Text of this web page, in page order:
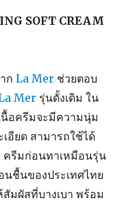
SOFT CREAM
ากLa Mer ช่วยตอบ
Mer รุ่นดั้งเดิม ใน
อครีมจะมีความนุ่ม
อียด สามารถใช้ได้
ครีมก่อนทาเหมือนรุ่น
นชื้นของประเทศไทย
มผัสที่บางเบา พร้อม